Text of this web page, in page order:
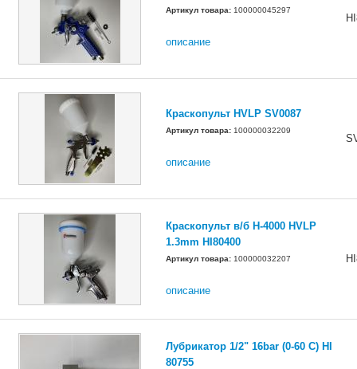
Артикул товара: 100000045297
описание
Краскопульт HVLP SV0087
Артикул товара: 100000032209
описание
Краскопульт в/б H-4000 HVLP
1.3mm HI80400
Артикул товара: 100000032207
описание
Лубрикатор 1/2" 16bar (0-60 C) HI
80755